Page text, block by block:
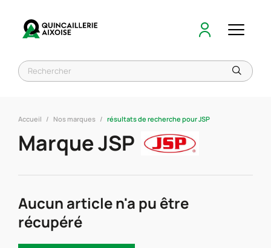
Accueil Nos marques résultats de recherche pour JSP
Marque JSP
Aucun article n'a pu être
récupéré